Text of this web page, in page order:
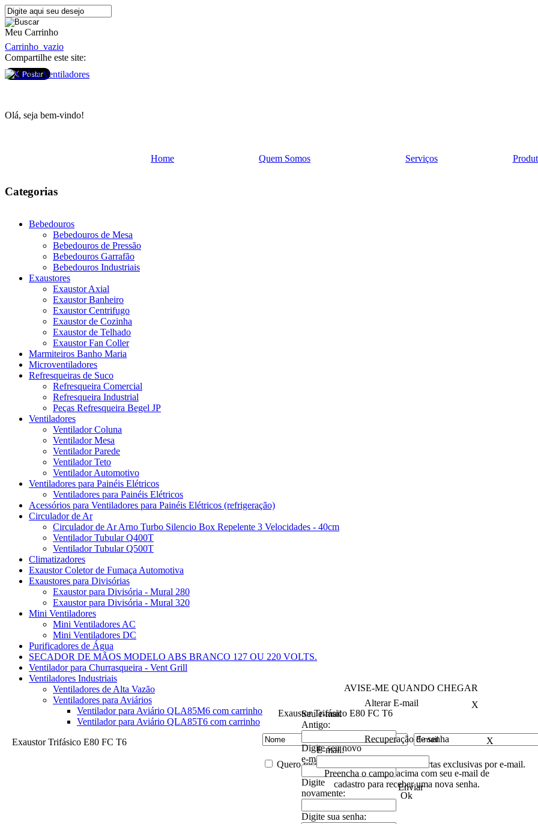
AVISE-ME QUANDO CHEGAR
Exaustor Trifásico E80 FC T6
Quero receber descontos especiais e ofertas exclusivas por e-mail.
Enviar
Meu Carrinho
Carrinho vazio
Compartilhe este site:
Olá, seja bem-vindo!
Home Quem Somos Serviços
Categorias
Bebedouros
Bebedouros de Mesa
Bebedouros de Pressão
Bebedouros Garrafão
Bebedouros Industriais
Exaustores
Exaustor Axial
Exaustor Banheiro
Exaustor Centrifugo
Exaustor de Cozinha
Exaustor de Telhado
Exaustor Fan Coller
Marmiteiros Banho Maria
Microventiladores
Refresqueiras de Suco
Refresqueira Comercial
Refresqueira Industrial
Peças Refresqueira Begel JP
Ventiladores
Ventilador Coluna
Ventilador Mesa
Ventilador Parede
Ventilador Teto
Ventilador Automotivo
Ventiladores para Painéis Elétricos
Ventiladores para Painéis Elétricos
Acessórios para Ventiladores para Painéis Elétricos (refrigeração)
Circulador de Ar
Circulador de Ar Arno Turbo Silencio Box Repelente 3 Velocidades - 40cm
Ventilador Tubular Q400T
Ventilador Tubular Q500T
Climatizadores
Exaustor Coletor de Fumaça Automotiva
Exaustores para Divisórias
Exaustor para Divisória - Mural 280
Exaustor para Divisória - Mural 320
Mini Ventiladores
Mini Ventiladores AC
Mini Ventiladores DC
Purificadores de Água
SECADOR DE MÃOS MODELO ABS BRANCO 127 OU 220 VOLTS.
Ventilador para Churrasqueira - Vent Grill
Ventiladores Industriais
Ventiladores de Alta Vazão
Ventiladores para Aviários
Ventilador para Aviário QLA85M6 com carrinho
Ventilador para Aviário QLA85T6 com carrinho
Exaustor Trifásico E80 FC T6
X
Recuperação de senha
E-mail:
Preencha o campo acima com seu e-mail de
cadastro para receber uma nova senha.
Ok
X
Alterar E-mail
Seu e-mail
Antigo:
Digite seu novo
e-mail:
Digite
novamente:
Digite sua senha: